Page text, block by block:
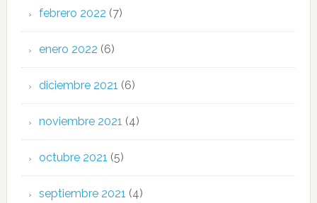
febrero 2022 (7)
enero 2022 (6)
diciembre 2021 (6)
noviembre 2021 (4)
octubre 2021 (5)
septiembre 2021 (4)